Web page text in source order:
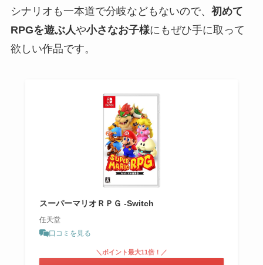
シナリオも一本道で分岐などもないので、 初めて
RPGを遊ぶ人や小さなお子様にもぜひ手に取って
欲しい作品です。
スーパーマリオＲＰＧ -Switch
任天堂
口コミを見る
＼ポイント最大11倍！／